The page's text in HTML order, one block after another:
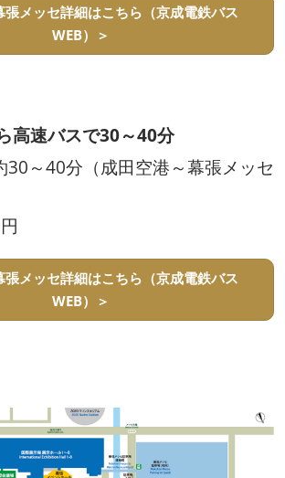
メッセ詳細はこちら（京成電鉄バス
WEB）＞
高速バスで30～40分
30～40分（成田空港～幕張メッセ
メッセ詳細はこちら（京成電鉄バス
WEB）＞